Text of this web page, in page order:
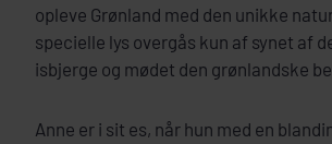
opleve Grønland med den unikke
specielle lys overgås kun af synet af
isbjerge og mødet den grønlandske
Anne er i sit es, når hun med en